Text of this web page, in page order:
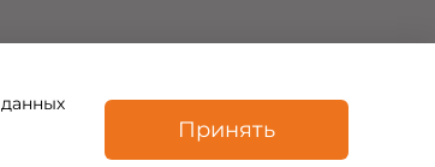
Принять